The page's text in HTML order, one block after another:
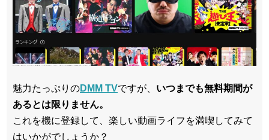
魅力たっぷりのDMM TVですが、 いつまでも無料期間が
あるとは限りません。
これを機に登録して、楽しい動画ライフを満喫してみて
はいかがでしょうか？